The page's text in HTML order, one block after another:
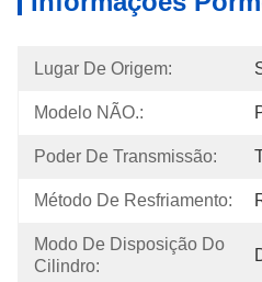
Lugar De Origem:
Modelo NÃO.:
Poder De Transmissão:
Método De Resfriamento:
Modo De Disposição Do
Cilindro: